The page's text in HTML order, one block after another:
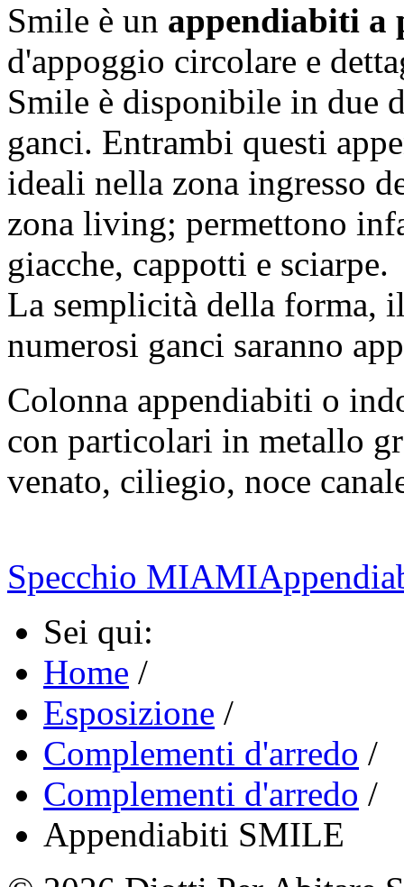
Smile è un appendiabiti a
d'appoggio circolare e
Smile è disponibile in due
ganci. Entrambi questi
ideali nella zona ingresso
zona living; permettono
giacche, cappotti e sciarpe.
La semplicità della forma,
numerosi ganci saranno
Colonna appendiabiti o
con particolari in metallo
venato, ciliegio, noce
Specchio MIAMI
Sei qui:
Home /
Esposizione /
Complementi d'arredo /
Complementi d'arredo /
Appendiabiti SMILE